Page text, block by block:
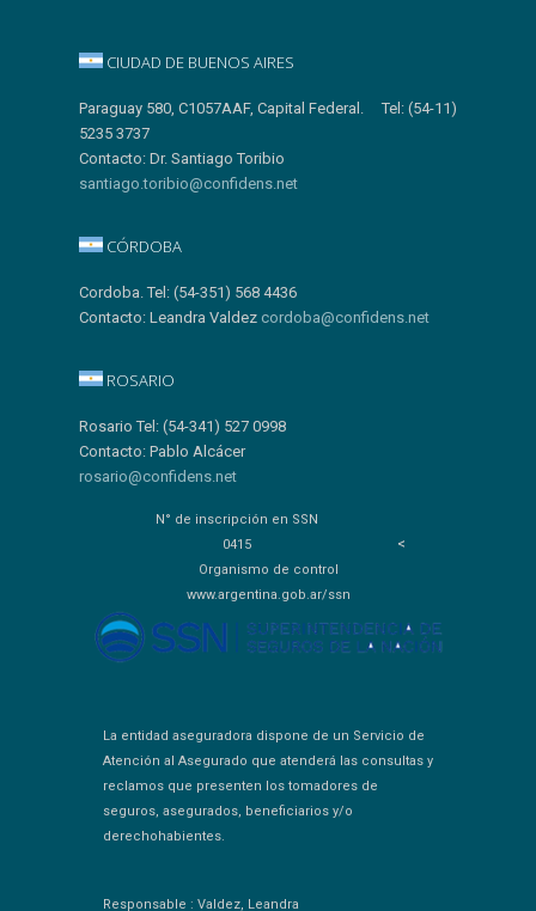
CIUDAD DE BUENOS AIRES
Paraguay 580, C1057AAF, Capital Federal. Tel: (54-11)
5235 3737
Contacto: Dr. Santiago Toribio
santiago.toribio@confidens.net
CÓRDOBA
Cordoba. Tel: (54-351) 568 4436
Contacto: Leandra Valdez cordoba@confidens.net
ROSARIO
Rosario Tel: (54-341) 527 0998
Contacto: Pablo Alcácer
rosario@confidens.net
N° de inscripción en SSN
0415
<
Organismo de control
www.argentina.gob.ar/ssn
La entidad aseguradora dispone de un Servicio de
Atención al Asegurado que atenderá las consultas y
reclamos que presenten los tomadores de
seguros, asegurados, beneficiarios y/o
derechohabientes.
Responsable : Valdez, Leandra